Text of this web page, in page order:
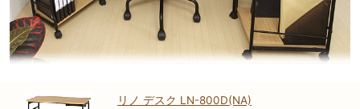
リノ デスク LN-800D(NA)